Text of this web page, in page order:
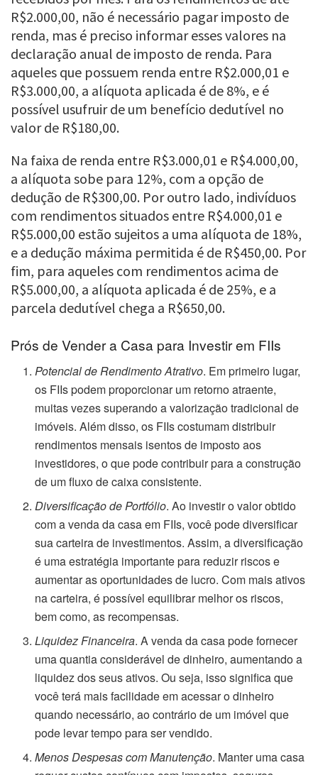
R$2.000,00, não é necessário pagar imposto de
renda, mas é preciso informar esses valores na
declaração anual de imposto de renda. Para
aqueles que possuem renda entre R$2.000,01 e
R$3.000,00, a alíquota aplicada é de 8%, e é
possível usufruir de um benefício dedutível no
valor de R$180,00.
Na faixa de renda entre R$3.000,01 e R$4.000,00,
a alíquota sobe para 12%, com a opção de
dedução de R$300,00. Por outro lado, indivíduos
com rendimentos situados entre R$4.000,01 e
R$5.000,00 estão sujeitos a uma alíquota de 18%,
e a dedução máxima permitida é de R$450,00. Por
fim, para aqueles com rendimentos acima de
R$5.000,00, a alíquota aplicada é de 25%, e a
parcela dedutível chega a R$650,00.
Prós de Vender a Casa para Investir em FIIs
Potencial de Rendimento Atrativo. Em primeiro lugar,
os FIIs podem proporcionar um retorno atraente,
muitas vezes superando a valorização tradicional de
imóveis. Além disso, os FIIs costumam distribuir
rendimentos mensais isentos de imposto aos
investidores, o que pode contribuir para a construção
de um fluxo de caixa consistente.
Diversificação de Portfólio. Ao investir o valor obtido
com a venda da casa em FIIs, você pode diversificar
sua carteira de investimentos. Assim, a diversificação
é uma estratégia importante para reduzir riscos e
aumentar as oportunidades de lucro. Com mais ativos
na carteira, é possível equilibrar melhor os riscos,
bem como, as recompensas.
Liquidez Financeira. A venda da casa pode fornecer
uma quantia considerável de dinheiro, aumentando a
liquidez dos seus ativos. Ou seja, isso significa que
você terá mais facilidade em acessar o dinheiro
quando necessário, ao contrário de um imóvel que
pode levar tempo para ser vendido.
Menos Despesas com Manutenção. Manter uma casa